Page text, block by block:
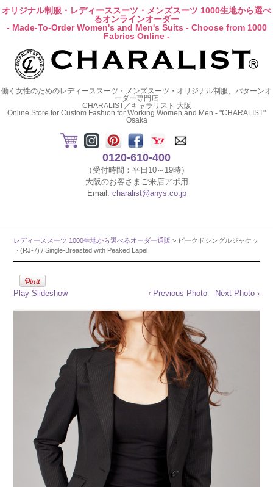
オリジナル制服・レディーススーツ・メンズスーツ 1000生地から選べ
るオンラインオーダー
- Made-To-Order Women's and Men's Suits - Choose from 1000
Fabrics Online -
働く女性のためのレディーススーツ・メンズスーツ・オリジナル制服、パターンオ
ーダー専門店
CHARALIST／キャラリスト 大阪
Online Store for Custom Fashion for Working Women and Men - "CHARALIST"
Osaka
0120-610-400
（受付時間：平日10～19時）
大阪のお客さまご来店アポ用
Email: charalist@anys.co.jp
レディーススーツ 1000生地から選べるオーダー通販 > ピークドシングルジャケッ
ト(RJ-7) / Single-Breasted with Peaked Lapel
Play Slideshow ‹ Previous Photo Next Photo ›